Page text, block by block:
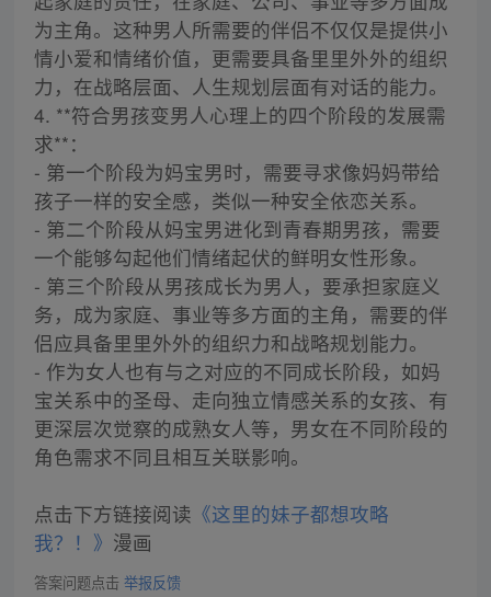
为主角。这种男人所需要的伴侣不仅仅是提供小
情小爱和情绪价值，更需要具备里里外外的组织
力，在战略层面、人生规划层面有对话的能力。
4. **符合男孩变男人心理上的四个阶段的发展需
求**：
- 第一个阶段为妈宝男时，需要寻求像妈妈带给
孩子一样的安全感，类似一种安全依恋关系。
- 第二个阶段从妈宝男进化到青春期男孩，需要
一个能够勾起他们情绪起伏的鲜明女性形象。
- 第三个阶段从男孩成长为男人，要承担家庭义
务，成为家庭、事业等多方面的主角，需要的伴
侣应具备里里外外的组织力和战略规划能力。
- 作为女人也有与之对应的不同成长阶段，如妈
宝关系中的圣母、走向独立情感关系的女孩、有
更深层次觉察的成熟女人等，男女在不同阶段的
角色需求不同且相互关联影响。
点击下方链接阅读 《这里的妹子都想攻略
我？！》 漫画
答案问题点击 举报反馈